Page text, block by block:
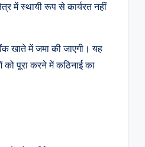
में स्थायी रूप से कार्यरत नहीं
खाते में जमा की जाएगी। यह
पूरा करने में कठिनाई का